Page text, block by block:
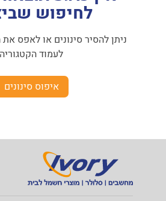
לחיפוש
ניתן להסיר סינונים או לאפס את
לעמוד הקטגוריה
איפוס סינונים